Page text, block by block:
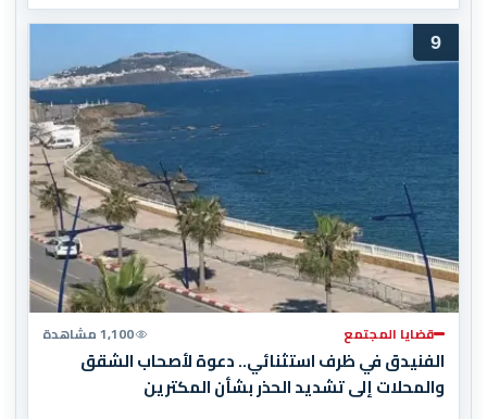
9
قضايا المجتمع 1,100 مشاهدة
الفنيدق في ظرف استثنائي.. دعوة لأصحاب الشقق
والمحلات إلى تشديد الحذر بشأن المكترين